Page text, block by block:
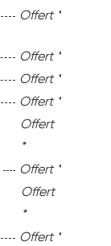
Offert *
Offert *
Offert *
Offert *
Offert
*
Offert *
Offert
*
Offert *